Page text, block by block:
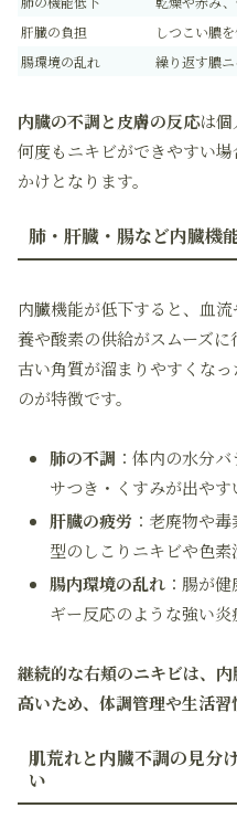
肝臓の負担
しつこい膿
腸環境の乱れ
繰り返す膿
内臓の不調と皮膚の反応は個
何度もニキビができやすい
かけとなります。
肺・肝臓・腸など内臓機
内臓機能が低下すると、血
養や酸素の供給がスムーズに
古い角質が溜まりやすくな
のが特徴です。
肺の不調 ：体内の水分
サつき・くすみが出やす
肝臓の疲労 ：老廃物や
型のしこりニキビや色素
腸内環境の乱れ ：腸が
ギー反応のような強い炎
継続的な右頬のニキビは、
高いため、体調管理や生活習
肌荒れと内臓不調の見分
い